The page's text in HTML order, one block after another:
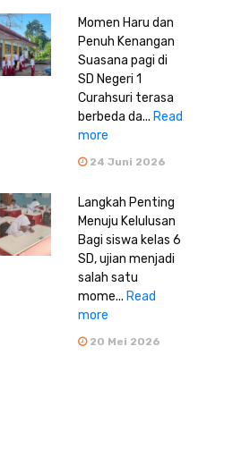
Momen Haru dan
Penuh Kenangan
Suasana pagi di
SD Negeri 1
Curahsuri terasa
berbeda da... Read
more
24 Juni 2026
Langkah Penting
Menuju Kelulusan
Bagi siswa kelas 6
SD, ujian menjadi
salah satu
mome... Read
more
20 Mei 2026